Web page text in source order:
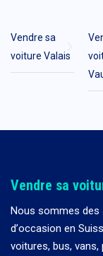
Vendre sa
voiture Valais
Vendre sa
Nous sommes des
d’occasion en
voitures, bus,